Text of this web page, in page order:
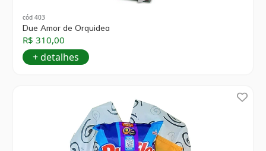
cód 403
Due Amor de Orquidea
R$ 310,00
+ detalhes